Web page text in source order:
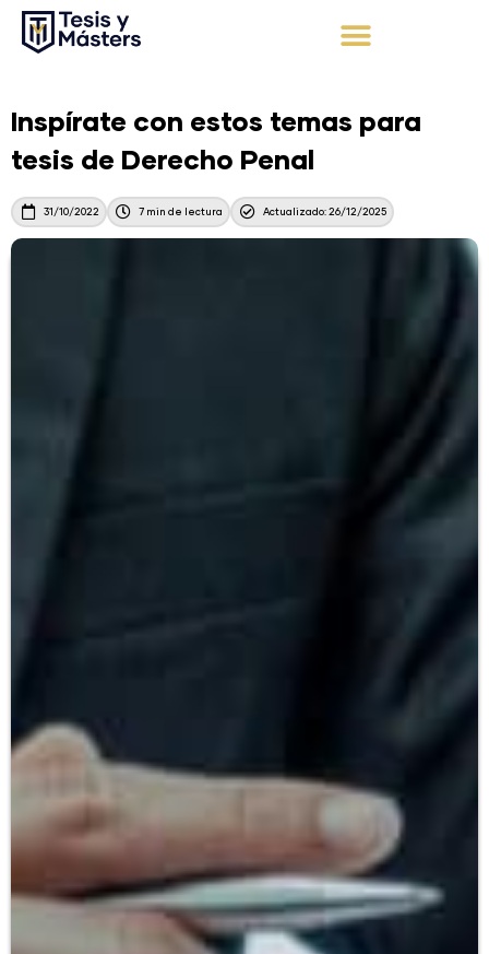
Inspírate con estos temas para
tesis de Derecho Penal
31/10/2022 7 min de lectura Actualizado: 26/12/2025